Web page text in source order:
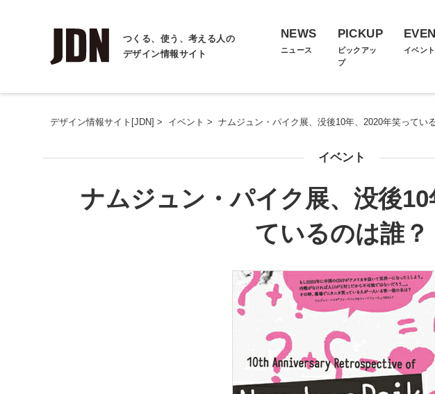
つくる、使う、考える人の
デザイン情報サイト
NEWS
ニュース
PICKUP
ピックアッ
プ
イベント
デザイン情報サイト[JDN] > イベント > ナムジュン・パイク展、没後10年、2020年笑ってい
イベント
ナムジュン・パイク展、没後10
ているのは誰？